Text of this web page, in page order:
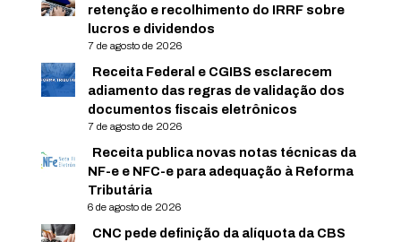
retenção e recolhimento do IRRF sobre
lucros e dividendos
7 de agosto de 2026
Receita Federal e CGIBS esclarecem
adiamento das regras de validação dos
documentos fiscais eletrônicos
7 de agosto de 2026
Receita publica novas notas técnicas da
NF-e e NFC-e para adequação à Reforma
Tributária
6 de agosto de 2026
CNC pede definição da alíquota da CBS